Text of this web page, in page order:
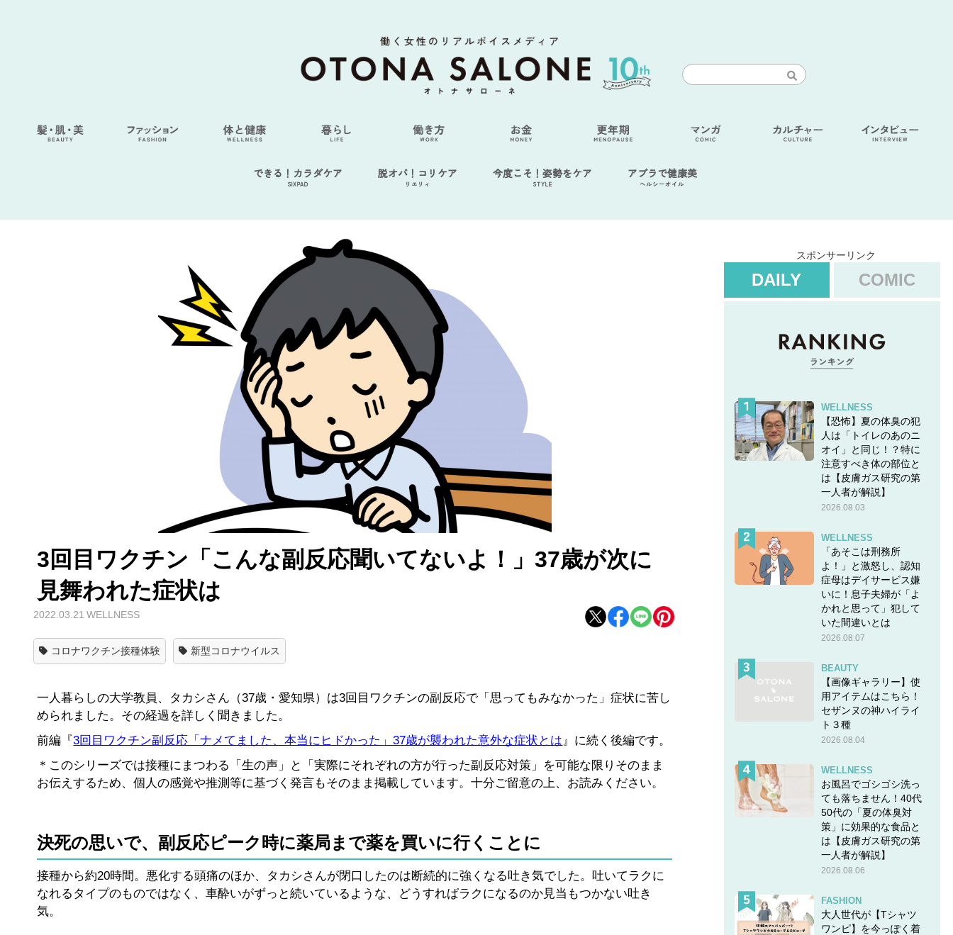
できる！カラダケア
SIXPAD
脱オバ！コリケア
リエリィ
今度こそ！姿勢をケア
STYLE
アブラで健康美
ヘルシーオイル
3回目ワクチン「こんな副反応聞いてないよ！」37歳が次に
見舞われた症状は
2022.03.21 WELLNESS
コロナワクチン接種体験 新型コロナウイルス
一人暮らしの大学教員、タカシさん（37歳・愛知県）は3回目ワクチンの副反応で「思ってもみなかった」症状に苦し
められました。その経過を詳しく聞きました。
前編『3回目ワクチン副反応「ナメてました、本当にヒドかった」37歳が襲われた意外な症状とは』に続く後編です。
＊このシリーズでは接種にまつわる「生の声」と「実際にそれぞれの方が行った副反応対策」を可能な限りそのまま
お伝えするため、個人の感覚や推測等に基づく発言もそのまま掲載しています。十分ご留意の上、お読みください。
決死の思いで、副反応ピーク時に薬局まで薬を買いに行くことに
接種から約20時間。悪化する頭痛のほか、タカシさんが閉口したのは断続的に強くなる吐き気でした。吐いてラクに
なれるタイプのものではなく、車酔いがずっと続いているような、どうすればラクになるのか見当もつかない吐き
気。
スポンサーリンク
DAILY COMIC
WELLNESS
【恐怖】夏の体臭の犯
人は「トイレのあのニ
オイ」と同じ！？特に
注意すべき体の部位と
は【皮膚ガス研究の第
一人者が解説】
2026.08.03
WELLNESS
「あそこは刑務所
よ！」と激怒し、認知
症母はデイサービス嫌
いに！息子夫婦が「よ
かれと思って」犯して
いた間違いとは
2026.08.07
BEAUTY
【画像ギャラリー】使
用アイテムはこちら！
セザンヌの神ハイライ
ト３種
2026.08.04
WELLNESS
お風呂でゴシゴシ洗っ
ても落ちません！40代
50代の「夏の体臭対
策」に効果的な食品と
は【皮膚ガス研究の第
一人者が解説】
2026.08.06
FASHION
大人世代が【Tシャツ
ワンピ】を今っぽく着